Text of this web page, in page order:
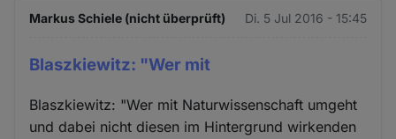
Markus Schiele (nicht überprüft) Di. 5 Jul 2016 - 15:45
Blaszkiewitz: "Wer mit
Blaszkiewitz: "Wer mit Naturwissenschaft umgeht
und dabei nicht diesen im Hintergrund wirkenden